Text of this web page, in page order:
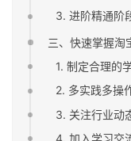
3. 进阶精通阶
三、快速掌握淘
1. 制定合理的
2. 多实践多操
3. 关注行业动
4. 加入学习交